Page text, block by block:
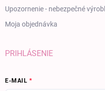
Upozornenie - nebezpečné
Moja objednávka
PRIHLÁSENIE
E-MAIL